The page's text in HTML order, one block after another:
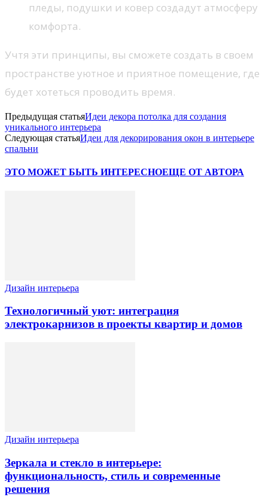
пледы, подушки и ковер создадут атмосферу
комфорта.
Учтя эти принципы, вы сможете создать в своем
пространстве уютное и приятное помещение, где
будет хотеться проводить время.
Предыдущая статьяИдеи декора потолка для создания
уникального интерьера
Следующая статьяИдеи для декорирования окон в интерьере
спальни
ЭТО МОЖЕТ БЫТЬ ИНТЕРЕСНОЕЩЕ ОТ АВТОРА
Дизайн интерьера
Технологичный уют: интеграция
электрокарнизов в проекты квартир и домов
Дизайн интерьера
Зеркала и стекло в интерьере:
функциональность, стиль и современные
решения